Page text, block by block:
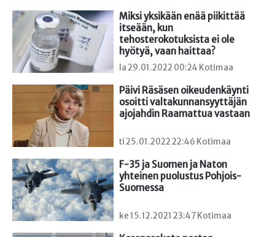
Miksi yksikään enää piikittää
itseään, kun
tehosterokotuksista ei ole
hyötyä, vaan haittaa?
la 29.01.2022 00:24 Kotimaa
Päivi Räsäsen oikeudenkäynti
osoitti valtakunnansyyttäjän
ajojahdin Raamattua vastaan
ti 25.01.2022 22:46 Kotimaa
F-35 ja Suomen ja Naton
yhteinen puolustus Pohjois-
Suomessa
ke 15.12.2021 23:47 Kotimaa